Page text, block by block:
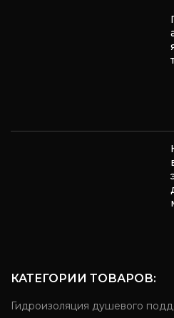
КАТЕГОРИИ ТОВАРОВ:
Гидроизоляция душевого